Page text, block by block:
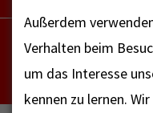
NOTRUF -
Außerdem
Verhalten beim
um das Interesse
kennen zu lernen.